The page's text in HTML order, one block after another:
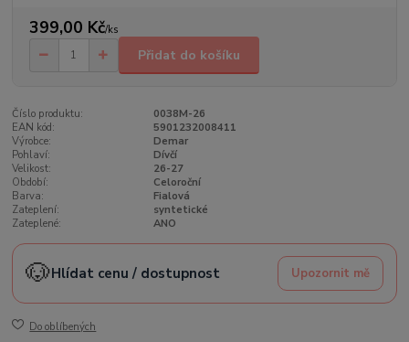
399,00 Kč/ks
Přidat do košíku
Číslo produktu:
0038M-26
EAN kód:
5901232008411
Výrobce:
Demar
Pohlaví:
Dívčí
Velikost:
26-27
Období:
Celoroční
Barva:
Fialová
Zateplení:
syntetické
Zateplené:
ANO
🐶Hlídat cenu / dostupnost Upozornit mě
Do oblíbených